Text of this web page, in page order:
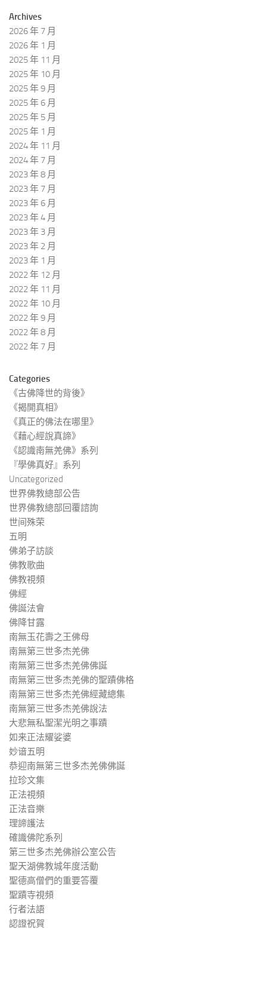
Archives
2026 年 7 月
2026 年 1 月
2025 年 11 月
2025 年 10 月
2025 年 9 月
2025 年 6 月
2025 年 5 月
2025 年 1 月
2024 年 11 月
2024 年 7 月
2023 年 8 月
2023 年 7 月
2023 年 6 月
2023 年 4 月
2023 年 3 月
2023 年 2 月
2023 年 1 月
2022 年 12 月
2022 年 11 月
2022 年 10 月
2022 年 9 月
2022 年 8 月
2022 年 7 月
Categories
《古佛降世的背後》
《揭開真相》
《真正的佛法在哪里》
《藉心經說真諦》
《認識南無羌佛》系列
『學佛真好』系列
Uncategorized
世界佛教總部公告
世界佛教總部回覆諮詢
世间殊荣
五明
佛弟子訪談
佛教歌曲
佛教視頻
佛經
佛誕法會
佛降甘露
南無玉花壽之王佛母
南無第三世多杰羌佛
南無第三世多杰羌佛佛誕
南無第三世多杰羌佛的聖蹟佛格
南無第三世多杰羌佛經藏總集
南無第三世多杰羌佛說法
大悲無私聖潔光明之事蹟
如来正法耀娑婆
妙谙五明
恭迎南無第三世多杰羌佛佛誕
拉珍文集
正法視頻
正法音樂
理諦護法
確識佛陀系列
第三世多杰羌佛辦公室公告
聖天湖佛教城年度活動
聖德高僧們的重要答覆
聖蹟寺視頻
行者法語
認證祝賀